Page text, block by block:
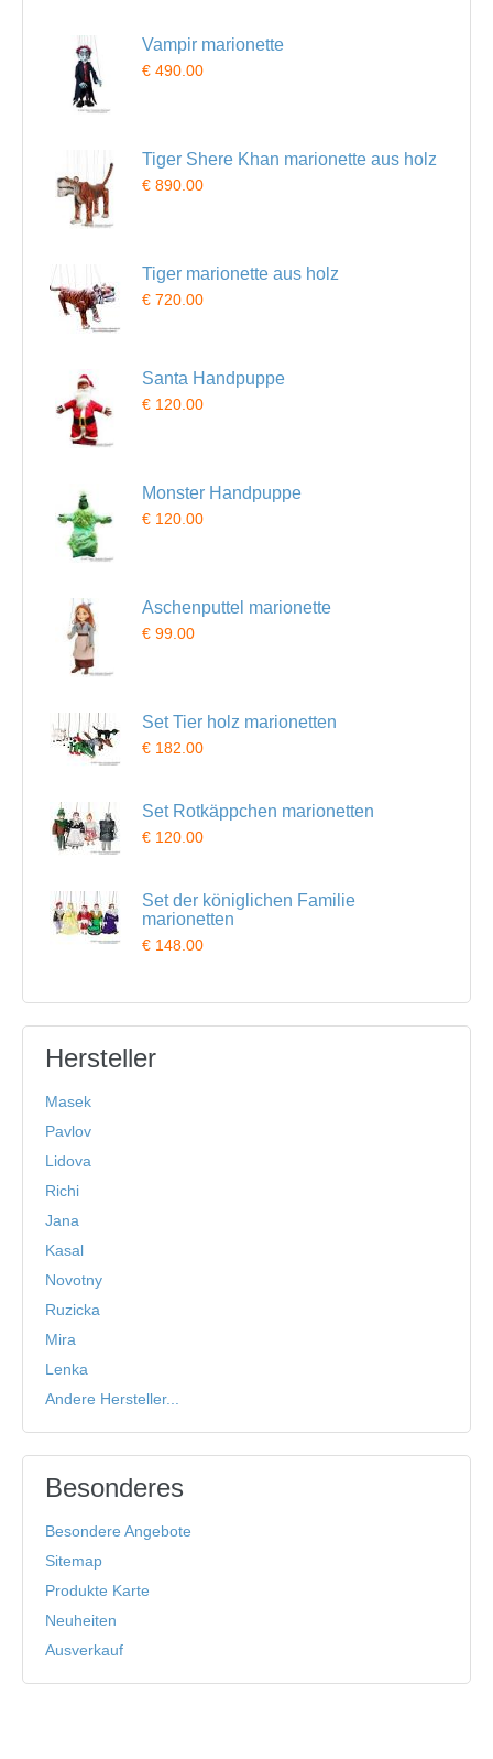
Vampir marionette
€ 490.00
Tiger Shere Khan marionette aus holz
€ 890.00
Tiger marionette aus holz
€ 720.00
Santa Handpuppe
€ 120.00
Monster Handpuppe
€ 120.00
Aschenputtel marionette
€ 99.00
Set Tier holz marionetten
€ 182.00
Set Rotkäppchen marionetten
€ 120.00
Set der königlichen Familie
marionetten
€ 148.00
Hersteller
Masek
Pavlov
Lidova
Richi
Jana
Kasal
Novotny
Ruzicka
Mira
Lenka
Andere Hersteller...
Besonderes
Besondere Angebote
Sitemap
Produkte Karte
Neuheiten
Ausverkauf